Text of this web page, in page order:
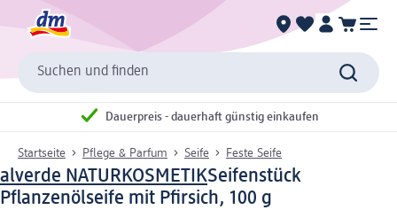
Suchen und finden
Dauerpreis - dauerhaft günstig einkaufen
Startseite Pflege & Parfum Seife Feste Seife
alverde NATURKOSMETIKSeifenstück
Pflanzenölseife mit Pfirsich, 100 g